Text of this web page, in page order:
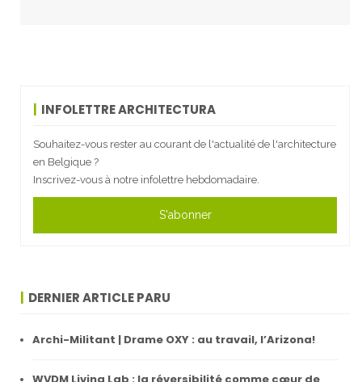
INFOLETTRE ARCHITECTURA
Souhaitez-vous rester au courant de l'actualité de l'architecture
en Belgique ?
Inscrivez-vous à notre infolettre hebdomadaire.
S'abonner
DERNIER ARTICLE PARU
Archi-Militant | Drame OXY : au travail, l’Arizona!